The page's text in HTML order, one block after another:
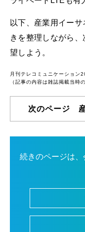
以下、産業用イー
きを整理しながら
望しよう。
月刊テレコミュニケーション
（記事の内容は雑誌掲載当時
次のページ 産
続きのページは